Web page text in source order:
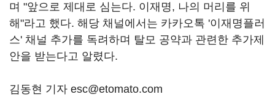
며 "앞으로 제대로 심는다. 이재명, 나의 머리를 위
해"라고 했다. 해당 채널에서는 카카오톡 '이재명플러
스' 채널 추가를 독려하며 탈모 공약과 관련한 추가제
안을 받는다고 알렸다.
김동현 기자 esc@etomato.com